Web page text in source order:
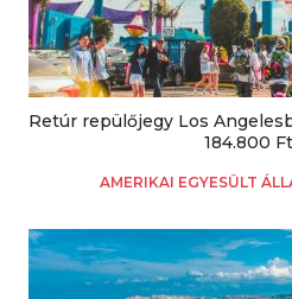
Retúr repülőjegy Los
184.800
AMERIKAI EGYESÜLT